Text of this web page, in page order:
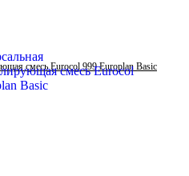
смесь Eurocol 999 Europlan Basic